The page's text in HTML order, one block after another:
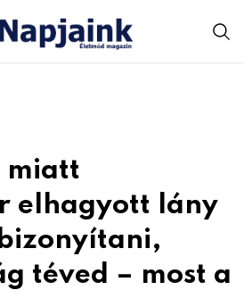
miatt
elhagyott lány
téved – most a